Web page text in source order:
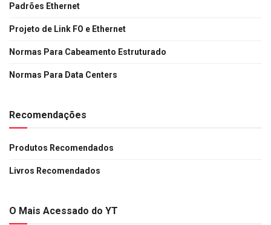
Padrões Ethernet
Projeto de Link FO e Ethernet
Normas Para Cabeamento Estruturado
Normas Para Data Centers
Recomendações
Produtos Recomendados
Livros Recomendados
O Mais Acessado do YT